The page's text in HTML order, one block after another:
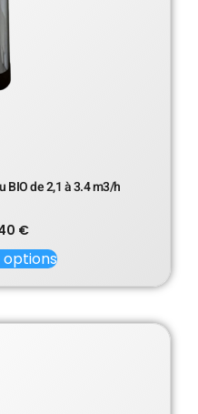
BIO de 2,1 à 3.4 m3/h
€
options